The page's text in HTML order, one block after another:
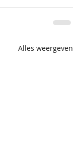
Alles weergeven